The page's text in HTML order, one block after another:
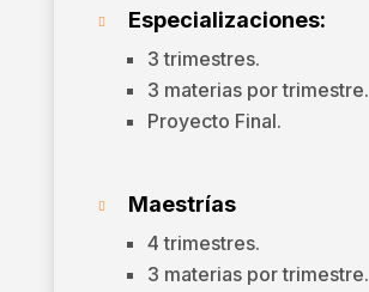
 Especializaciones:
3 trimestres.
3 materias por trimestre.
Proyecto Final.
 Maestrías
4 trimestres.
3 materias por trimestre.